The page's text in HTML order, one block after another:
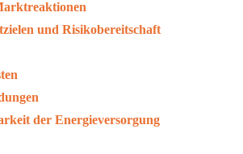
und Risikobereitschaft
der Energieversorgung